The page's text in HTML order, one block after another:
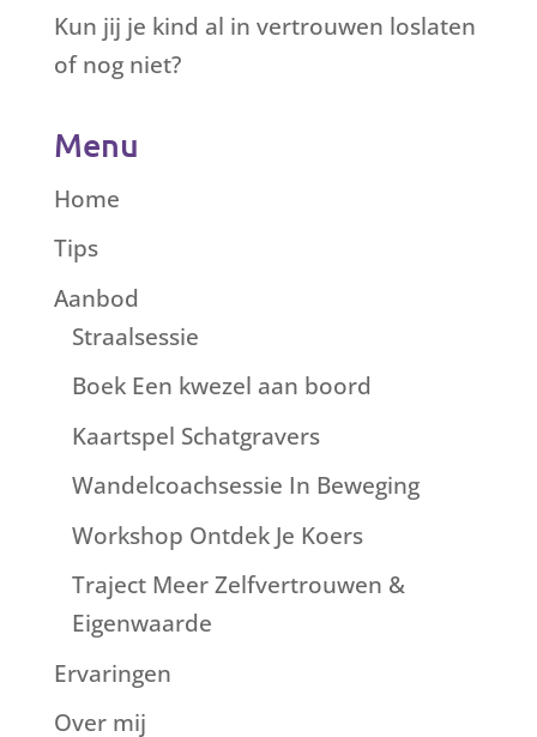
Kun jij je kind al in vertrouwen loslaten
of nog niet?
Menu
Home
Tips
Aanbod
Straalsessie
Boek Een kwezel aan boord
Kaartspel Schatgravers
Wandelcoachsessie In Beweging
Workshop Ontdek Je Koers
Traject Meer Zelfvertrouwen &
Eigenwaarde
Ervaringen
Over mij